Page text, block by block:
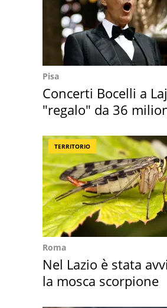
Pisa
Concerti Bocelli a
"regalo" da 36
TERRITORIO
Roma
Nel Lazio è stata
la mosca scorpione